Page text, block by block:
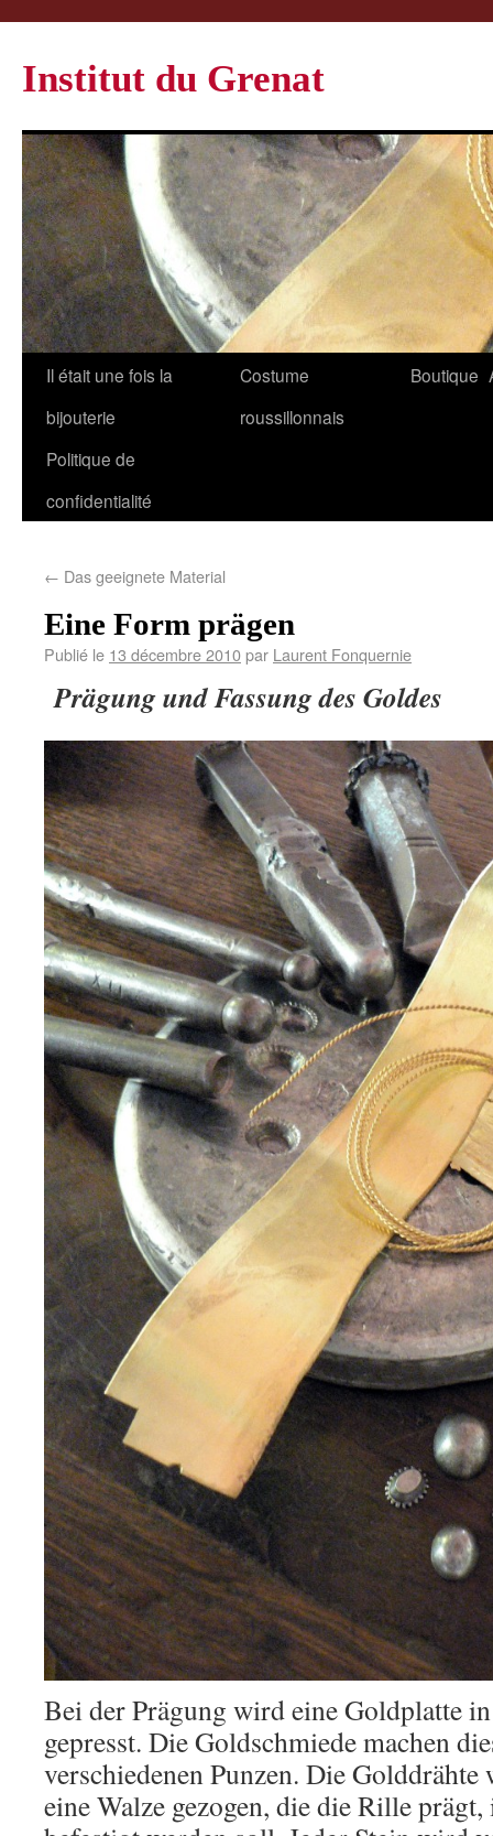
Institut du Grenat
Il était une fois la
bijouterie
Costume
roussillonnais
Boutique
Politique de
confidentialité
← Das geeignete Material
Eine Form prägen
Publié le 13 décembre 2010par Laurent Fonquernie
Prägung und Fassung des Goldes
Bei der Prägung wird eine Goldplatte
gepresst. Die Goldschmiede machen
verschiedenen Punzen. Die Golddrähte
eine Walze gezogen, die die Rille